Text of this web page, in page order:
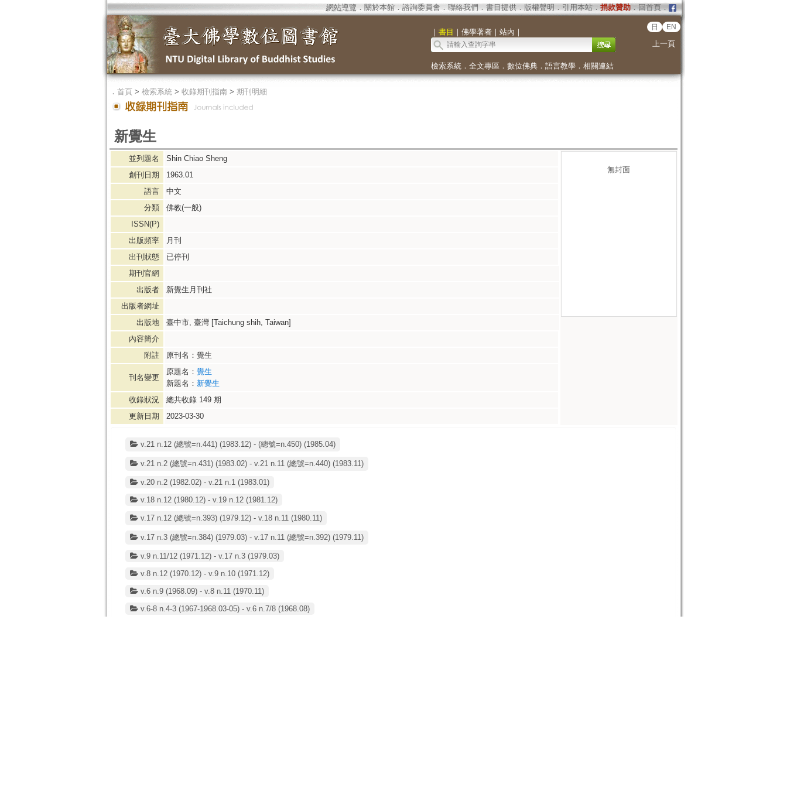
網站導覽 ． 關於本館． 諮詢委員會 ． 聯絡我們 ． 書目提供． 版權聲明． 引用本站．捐款贊助．回首頁．
｜ 書目 ｜ 佛學著者｜ 站內 ｜
日 EN
上一頁
檢索系統． 全文專區 ． 數位佛典． 語言教學． 相關連結
． 首頁> 檢索系統> 收錄期刊指南> 期刊明細
新覺生
並列題名
Shin Chiao Sheng
創刊日期
1963.01
語言
中文
分類
佛教(一般)
ISSN(P)
出版頻率
月刊
出刊狀態
已停刊
期刊官網
出版者
新覺生月刊社
出版者網址
出版地
臺中市, 臺灣 [Taichung shih, Taiwan]
內容簡介
附註
原刊名：覺生
刊名變更
原題名： 覺生
新題名： 新覺生
收錄狀況
總共收錄 149期
更新日期
2023-03-30
無封面
v.21 n.12 (總號=n.441) (1983.12) - (總號=n.450) (1985.04)
v.21 n.2 (總號=n.431) (1983.02) - v.21 n.11 (總號=n.440) (1983.11)
v.20 n.2 (1982.02) - v.21 n.1 (1983.01)
v.18 n.12 (1980.12) - v.19 n.12 (1981.12)
v.17 n.12 (總號=n.393) (1979.12) - v.18 n.11 (1980.11)
v.17 n.3 (總號=n.384) (1979.03) - v.17 n.11 (總號=n.392) (1979.11)
v.9 n.11/12 (1971.12) - v.17 n.3 (1979.03)
v.8 n.12 (1970.12) - v.9 n.10 (1971.12)
v.6 n.9 (1968.09) - v.8 n.11 (1970.11)
v.6-8 n.4-3 (1967-1968.03-05) - v.6 n.7/8 (1968.08)